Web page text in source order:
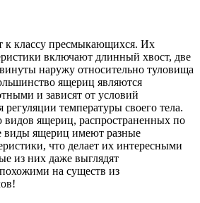
классу пресмыкающихся. Их
включают длинный хвост, две
наружу относительно туловища
ящериц являются
и зависят от условий
температуры своего тела.
видов ящериц, распространенных по
виды ящериц имеют разные
что делает их интересными
из них даже выглядят
на существ из